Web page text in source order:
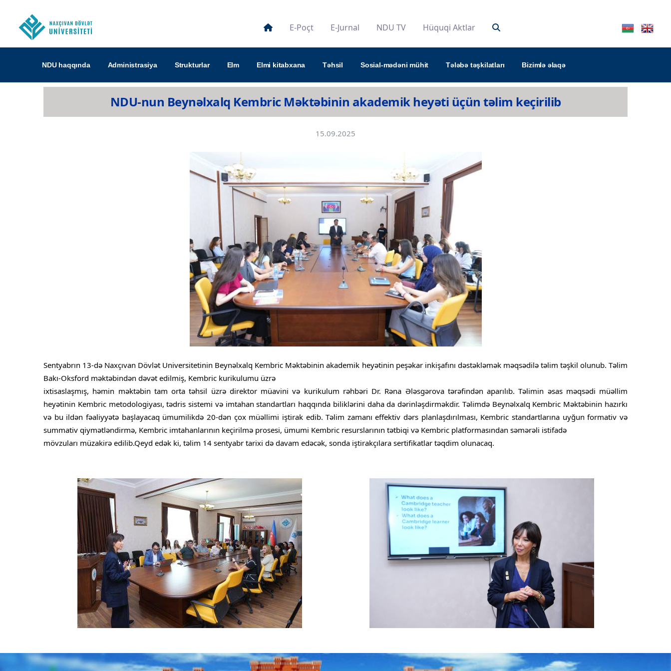
E-Poçt E-Jurnal NDU TV Hüquqi Aktlar
NDU haqqında Administrasiya Strukturlar Elm Elmi kitabxana Təhsil Sosial-mədəni mühit Tələbə təşkilatları Bizimlə əlaqə
NDU-nun Beynəlxalq Kembric Məktəbinin akademik heyəti üçün təlim keçirilib
15.09.2025
Sentyabrın 13-də Naxçıvan Dövlət Universitetinin Beynəlxalq Kembric Məktəbinin akademik heyətinin peşəkar inkişafını dəstəkləmək məqsədilə təlim təşkil olunub. Təlim
Bakı-Oksford məktəbindən dəvət edilmiş, Kembric kurikulumu üzrə
ixtisaslaşmış, həmin məktəbin tam orta təhsil üzrə direktor müavini və kurikulum rəhbəri Dr. Rəna Ələsgərova tərəfindən aparılıb. Təlimin əsas məqsədi müəllim
heyətinin Kembric metodologiyası, tədris sistemi və imtahan standartları haqqında biliklərini daha da dərinləşdirməkdir. Təlimdə Beynəlxalq Kembric Məktəbinin hazırkı
və bu ildən fəaliyyətə başlayacaq ümumilikdə 20-dən çox müəllimi iştirak edib. Təlim zamanı effektiv dərs planlaşdırılması, Kembric standartlarına uyğun formativ və
summativ qiymətləndirmə, Kembric imtahanlarının keçirilmə prosesi, ümumi Kembric resurslarının tətbiqi və Kembric platformasından səmərəli istifadə
mövzuları müzakirə edilib.Qeyd edək ki, təlim 14 sentyabr tarixi də davam edəcək, sonda iştirakçılara sertifikatlar təqdim olunacaq.